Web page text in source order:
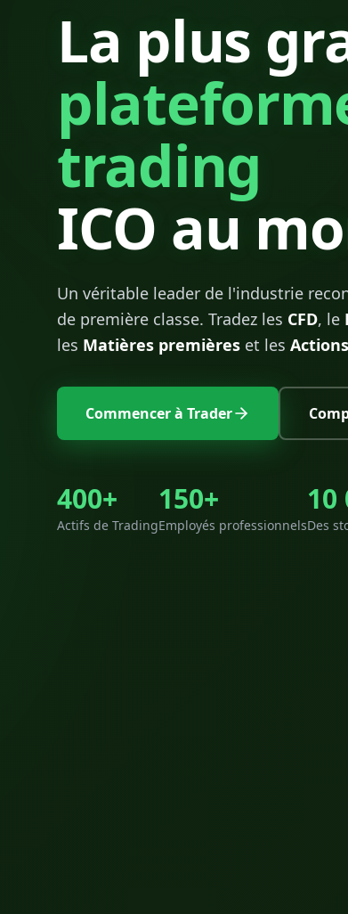
La plus
trading
ICO au
Un véritable leader de l'industrie
de première classe. Tradez les CFD, le
les Matières premières et les Actions
Commencer à Trader
400+
Actifs de Trading
150+
Employés professionnels
10
Des